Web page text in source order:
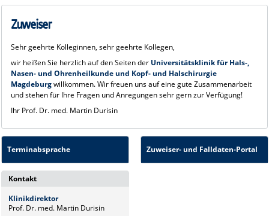
Zuweiser
Sehr geehrte Kolleginnen, sehr geehrte Kollegen,
wir heißen Sie herzlich auf den Seiten der Universitätsklinik für Hals-,
Nasen- und Ohrenheilkunde und Kopf- und Halschirurgie
Magdeburgwillkommen. Wir freuen uns auf eine gute Zusammenarbeit
und stehen für Ihre Fragen und Anregungen sehr gern zur Verfügung!
Ihr Prof. Dr. med. Martin Durisin
Terminabsprache Zuweiser- und Falldaten-Portal
Kontakt
Klinikdirektor
Prof. Dr. med. Martin Durisin